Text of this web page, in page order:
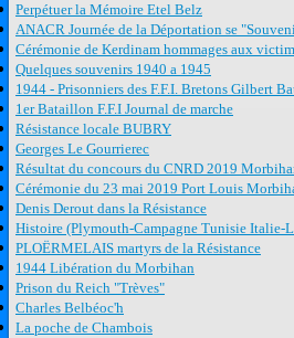
Perpétuer la Mémoire Etel Belz
ANACR Journée de la Déportation se
Cérémonie de Kerdinam hommages aux
Quelques souvenirs 1940 a 1945
1944 - Prisonniers des F.F.I. Bretons Gilbert
1er Bataillon F.F.I Journal de marche
Résistance locale BUBRY
Georges Le Gourrierec
Résultat du concours du CNRD 2019
Cérémonie du 23 mai 2019 Port Louis
Denis Derout dans la Résistance
Histoire (Plymouth-Campagne Tunisie Italie-
PLOËRMELAIS martyrs de la Résistance
1944 Libération du Morbihan
Prison du Reich "Trèves"
Charles Belbéoc'h
La poche de Chambois